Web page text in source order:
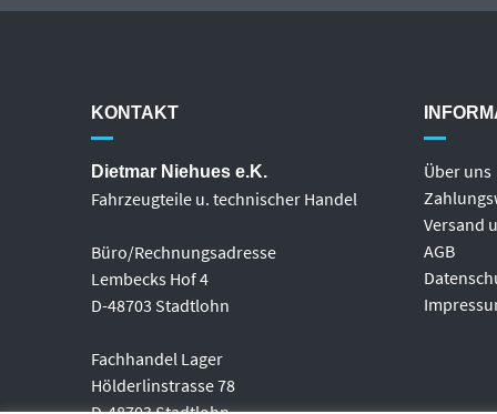
KONTAKT
Dietmar Niehues e.K.
Fahrzeugteile u. technischer Handel
Büro/Rechnungsadresse
Lembecks Hof 4
D-48703 Stadtlohn
Fachhandel Lager
Hölderlinstrasse 78
Über uns
Versand
AGB